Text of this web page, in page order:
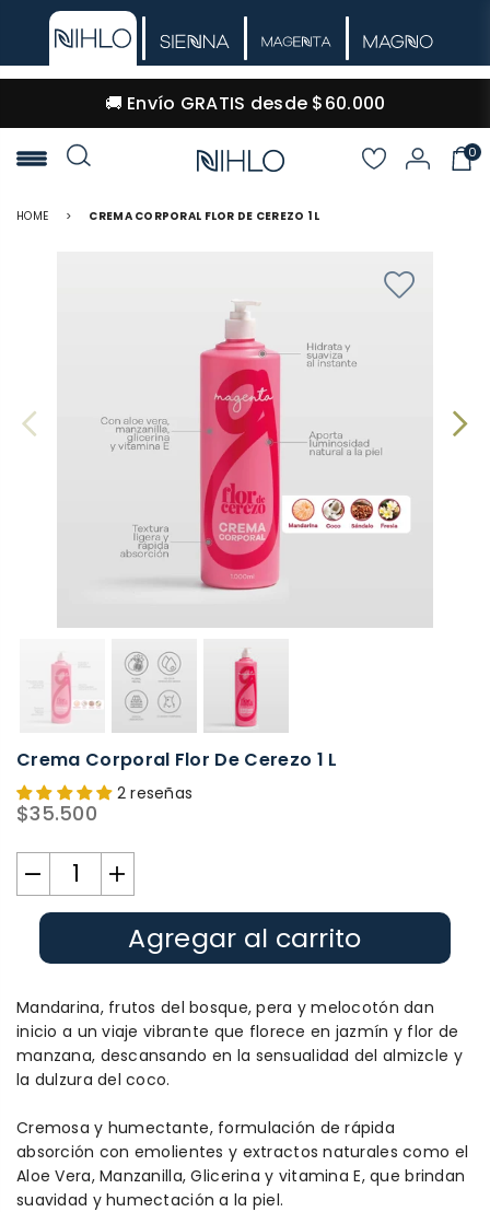
🚚 Envío GRATIS desde $60.000
NIHLO
0
HOME > CREMA CORPORAL FLOR DE CEREZO 1 L
Crema Corporal Flor De Cerezo 1 L
2 reseñas
Precio
habitual
$35.500
Agregar al carrito
Mandarina, frutos del bosque, pera y melocotón dan
inicio a un viaje vibrante que florece en jazmín y flor de
manzana, descansando en la sensualidad del almizcle y
la dulzura del coco.
Cremosa y humectante, formulación de rápida
absorción con emolientes y extractos naturales como el
Aloe Vera, Manzanilla, Glicerina y vitamina E, que brindan
suavidad y humectación a la piel.